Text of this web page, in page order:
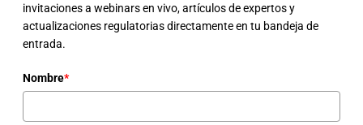
invitaciones a webinars en vivo, artículos de expertos y
actualizaciones regulatorias directamente en tu bandeja de
entrada.
Nombre*